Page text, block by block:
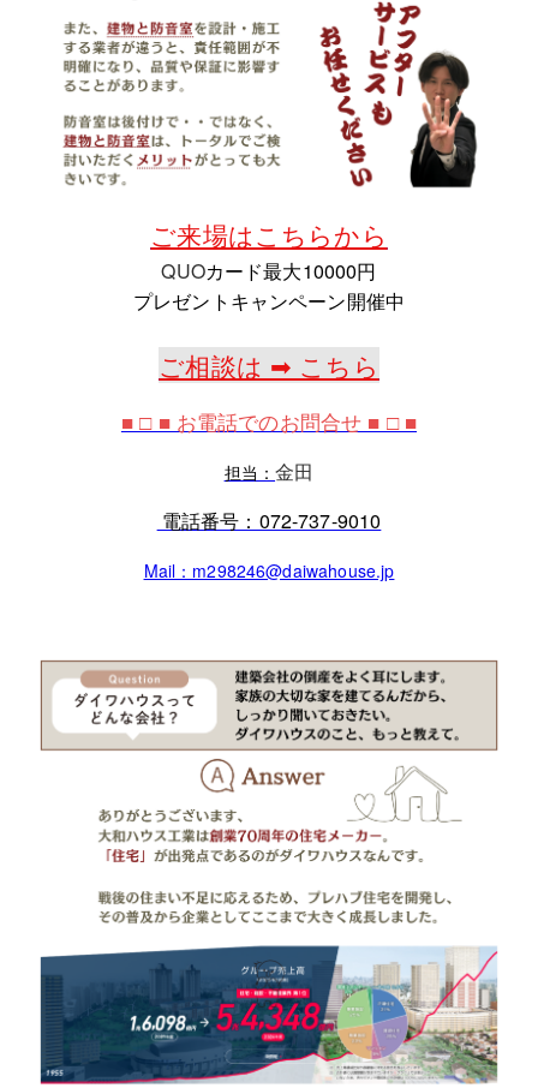
ご来場はこちらから
QUOカード最大10000円
プレゼントキャンペーン開催中
ご相談は ➡ こちら
■ □ ■ お電話でのお問合せ ■ □ ■
担当：金田
電話番号：072-737-9010
Mail：m298246@daiwahouse.jp